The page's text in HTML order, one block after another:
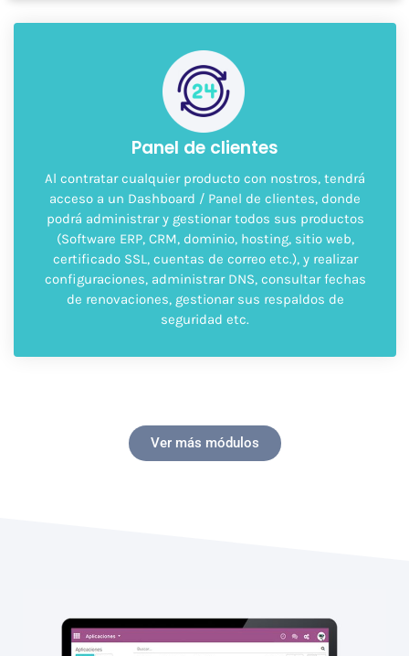
Panel de clientes
Al contratar cualquier producto con nostros, tendrá
acceso a un Dashboard / Panel de clientes, donde
podrá administrar y gestionar todos sus productos
(Software ERP, CRM, dominio, hosting, sitio web,
certificado SSL, cuentas de correo etc.), y realizar
configuraciones, administrar DNS, consultar fechas
de renovaciones, gestionar sus respaldos de
seguridad etc.
Ver más módulos